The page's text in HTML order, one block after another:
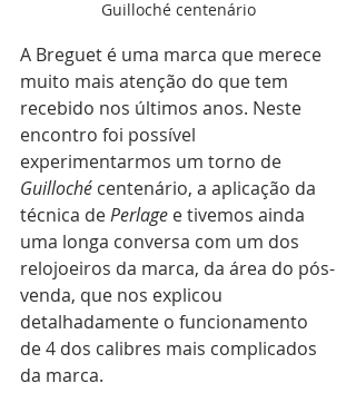
Guilloché centenário
A Breguet é uma marca que merece
muito mais atenção do que tem
recebido nos últimos anos. Neste
encontro foi possível
experimentarmos um torno de
Guilloché centenário, a aplicação da
técnica de Perlage e tivemos ainda
uma longa conversa com um dos
relojoeiros da marca, da área do pós-
venda, que nos explicou
detalhadamente o funcionamento
de 4 dos calibres mais complicados
da marca.